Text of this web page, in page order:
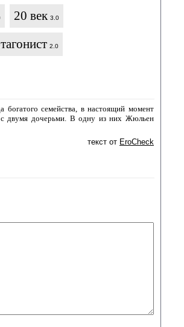
20 век 3.0
2.0
семейства, в настоящий момент
с двумя дочерьми. В одну из них Жюльен
текст от EroCheck